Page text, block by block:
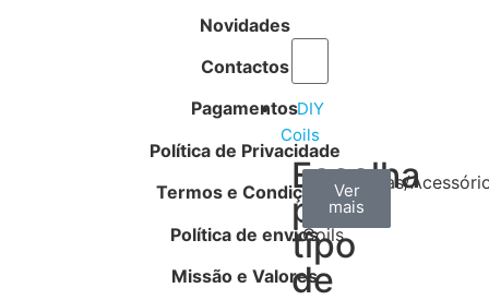
DIY
Coils
Escolha
por
tipo
de
Arame
Coils
Ver
mais
Algodão
Ver
mais
Ferramentas/
Ver
mais
Novidades
Contactos
Pagamentos
Política de Privacidade
Termos e Condições
Política de envios
Missão e Valores